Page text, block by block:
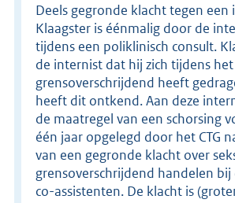
Deels gegronde klacht tegen een
Klaagster is éénmalig door de
tijdens een poliklinisch consult.
de internist dat hij zich tijdens het
grensoverschrijdend heeft
heeft dit ontkend. Aan deze
de maatregel van een schorsing
één jaar opgelegd door het CTG
van een gegronde klacht over
grensoverschrijdend handelen
co-assistenten. De klacht is